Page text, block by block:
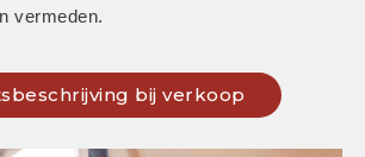
vermeden.
bij verkoop